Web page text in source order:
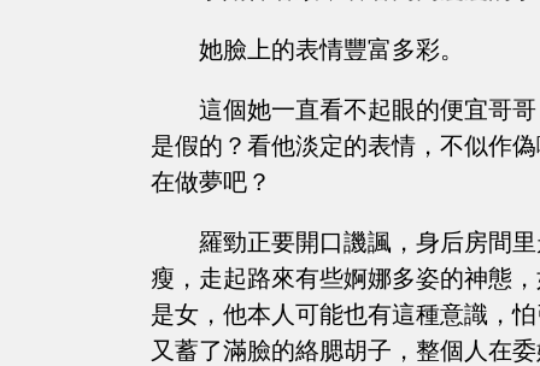
她臉上的表情豐富多彩。
這個她一直看不起眼的便宜哥
是假的？看他淡定的表情，不似作
在做夢吧？
羅勁正要開口譏諷，身后房間
瘦，走起路來有些婀娜多姿的神態
是女，他本人可能也有這種意識，
又蓄了滿臉的絡腮胡子，整個人在